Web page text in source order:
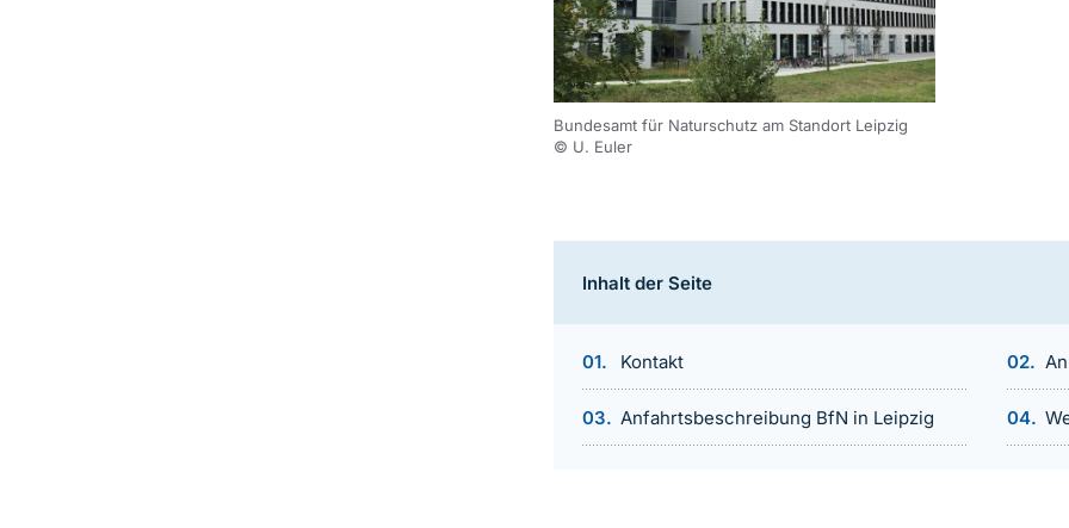
Bundesamt für Naturschutz am Standort Leipzig
© U. Euler
Inhalt der Seite
Kontakt
Anfahrtsbeschreibung BfN in Leipzig